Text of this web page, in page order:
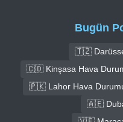
Bugün
🇹🇿
🇨🇩 Kinşasa Hava
🇵🇰 Lahor Hava
🇦🇪